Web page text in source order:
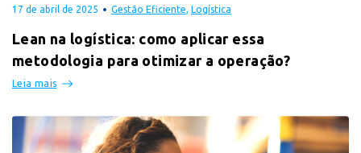
17 de abril de 2025 Gestão Eficiente, Logística
Lean na logística: como aplicar essa
metodologia para otimizar a operação?
Leia mais